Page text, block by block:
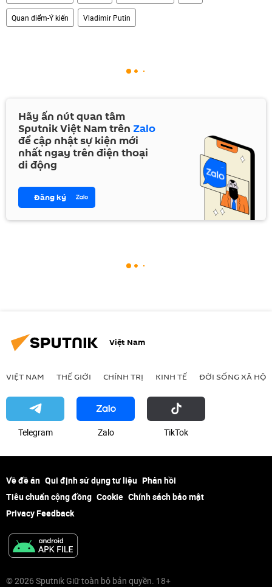
Quan điểm-Ý kiến Vladimir Putin
Hãy ấn nút quan tâm
Sputnik Việt Nam trên Zalo
để cập nhật sự kiện mới
nhất ngay trên điện thoại
di động
Đăng ký
Việt Nam
VIỆT NAM THẾ GIỚI CHÍNH TRỊ KINH TẾ ĐỜI SỐNG XÃ HỘI
Telegram Zalo ТikТоk
Về đề án Qui định sử dụng tư liệu Phản hồi
Tiêu chuẩn cộng đồng Cookie Chính sách bảo mật
Privacy Feedback
© 2026 Sputnik Giữ toàn bộ bản quyền. 18+